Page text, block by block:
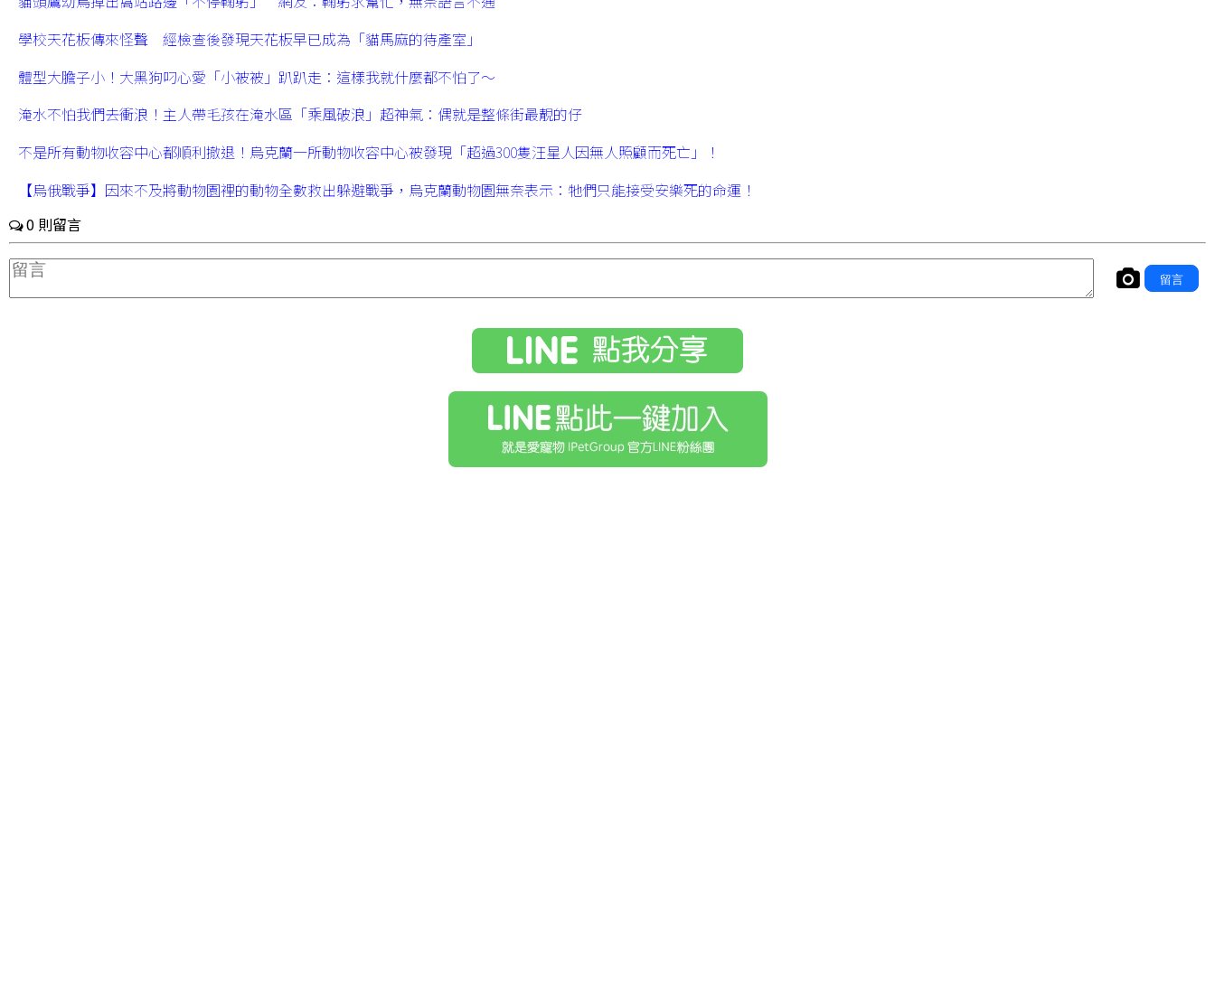
學校天花板傳來怪聲 經檢查後發現天花板早已成為「貓馬麻的待產室」
體型大膽子小！大黑狗叼心愛「小被被」趴趴走：這樣我就什麼都不怕了～
淹水不怕我們去衝浪！主人帶毛孩在淹水區「乘風破浪」超神氣：偶就是整條街最靚的仔
不是所有動物收容中心都順利撤退！烏克蘭一所動物收容中心被發現「超過300隻汪星人因無人照顧而死亡」！
【烏俄戰爭】因來不及將動物園裡的動物全數救出躲避戰爭，烏克蘭動物園無奈表示：牠們只能接受安樂死的命運！